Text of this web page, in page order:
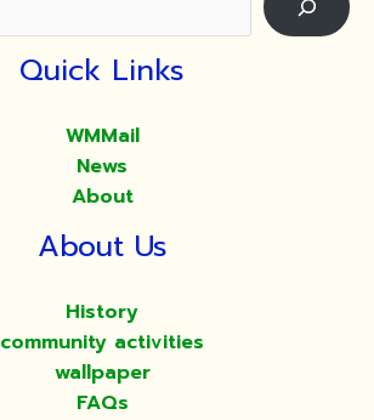
Quick Links
WMMail
News
About
About Us
History
community activities
wallpaper
FAQs